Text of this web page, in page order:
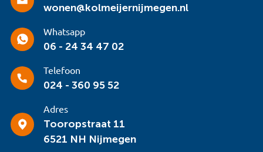
wonen@kolmeijernijmegen.nl
Whatsapp
06 - 24 34 47 02
Telefoon
024 - 360 95 52
Adres
Tooropstraat 11
6521 NH Nijmegen